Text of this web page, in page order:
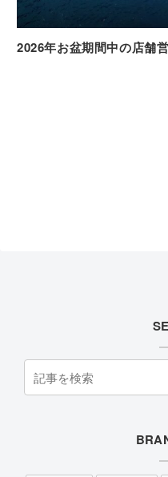
2026年お盆期間中の店舗